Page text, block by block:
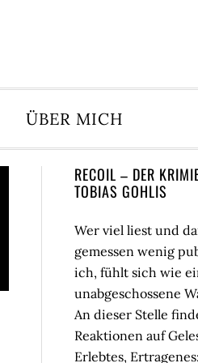
ÜBER MICH
Seitenspalte
RECOIL – DER
TOBIAS GOHLIS
Wer viel liest und
gemessen wenig
ich, fühlt sich wie
unabgeschossene
An dieser Stelle
Reaktionen auf
Erlebtes, Ertragenes: